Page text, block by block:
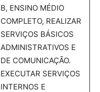
B, ENSINO MÉDIO
COMPLETO, REALIZAR
SERVIÇOS BÁSICOS
ADMINISTRATIVOS E
DE COMUNICAÇÃO.
EXECUTAR SERVIÇOS
INTERNOS E